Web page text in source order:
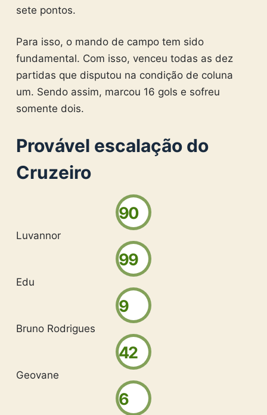
sete pontos.
Para isso, o mando de campo tem sido
fundamental. Com isso, venceu todas as dez
partidas que disputou na condição de coluna
um. Sendo assim, marcou 16 gols e sofreu
somente dois.
Provável escalação do
Cruzeiro
90
Luvannor
99
Edu
9
Bruno Rodrigues
42
Geovane
6